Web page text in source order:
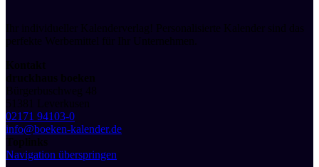
Ihr individueller Kalenderverlag! Personalisierte Kalender sind das
perfekte Werbemittel für Ihr Unternehmen.
Kontakt
druckhaus boeken
Bürgerbuschweg 48
51381 Leverkusen
02171 94103-0
info@boeken-kalender.de
Toplinks
Navigation überspringen